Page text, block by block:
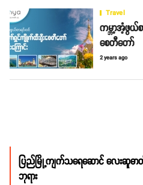
Travel
ကမ္ဘာ့အံ့ဖွယ်
စေတီတော်
2 years ago
ပြည်မြို့ကျက်သရေဆောင် လေးဆူဓာ
ဘုရား